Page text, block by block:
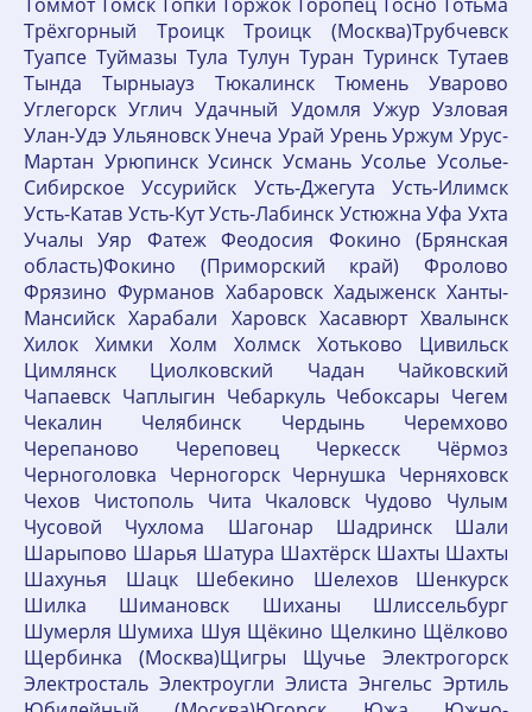
Трёхгорный Троицк Троицк (Москва)Трубчевск
Туапсе Туймазы Тула Тулун Туран Туринск Тутаев
Тында Тырныауз Тюкалинск Тюмень Уварово
Углегорск Углич Удачный Удомля Ужур Узловая
Улан-Удэ Ульяновск Унеча Урай Урень Уржум Урус-
Мартан Урюпинск Усинск Усмань Усолье Усолье-
Сибирское Уссурийск Усть-Джегута Усть-Илимск
Усть-Катав Усть-Кут Усть-Лабинск Устюжна Уфа Ухта
Учалы Уяр Фатеж Феодосия Фокино (Брянская
область)Фокино (Приморский край) Фролово
Фрязино Фурманов Хабаровск Хадыженск Ханты-
Мансийск Харабали Харовск Хасавюрт Хвалынск
Хилок Химки Холм Холмск Хотьково Цивильск
Цимлянск Циолковский Чадан Чайковский
Чапаевск Чаплыгин Чебаркуль Чебоксары Чегем
Чекалин Челябинск Чердынь Черемхово
Черепаново Череповец Черкесск Чёрмоз
Черноголовка Черногорск Чернушка Черняховск
Чехов Чистополь Чита Чкаловск Чудово Чулым
Чусовой Чухлома Шагонар Шадринск Шали
Шарыпово Шарья Шатура Шахтёрск Шахты Шахты
Шахунья Шацк Шебекино Шелехов Шенкурск
Шилка Шимановск Шиханы Шлиссельбург
Шумерля Шумиха Шуя Щёкино Щелкино Щёлково
Щербинка (Москва)Щигры Щучье Электрогорск
Электросталь Электроугли Элиста Энгельс Эртиль